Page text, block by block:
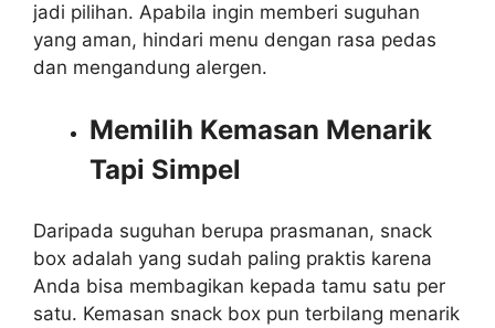
jadi pilihan. Apabila ingin memberi suguhan
yang aman, hindari menu dengan rasa pedas
dan mengandung alergen.
Memilih Kemasan Menarik
Tapi Simpel
Daripada suguhan berupa prasmanan, snack
box adalah yang sudah paling praktis karena
Anda bisa membagikan kepada tamu satu per
satu. Kemasan snack box pun terbilang menarik